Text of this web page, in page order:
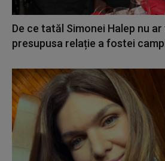
De ce tatăl Simonei Halep nu
presupusa relație a fostei